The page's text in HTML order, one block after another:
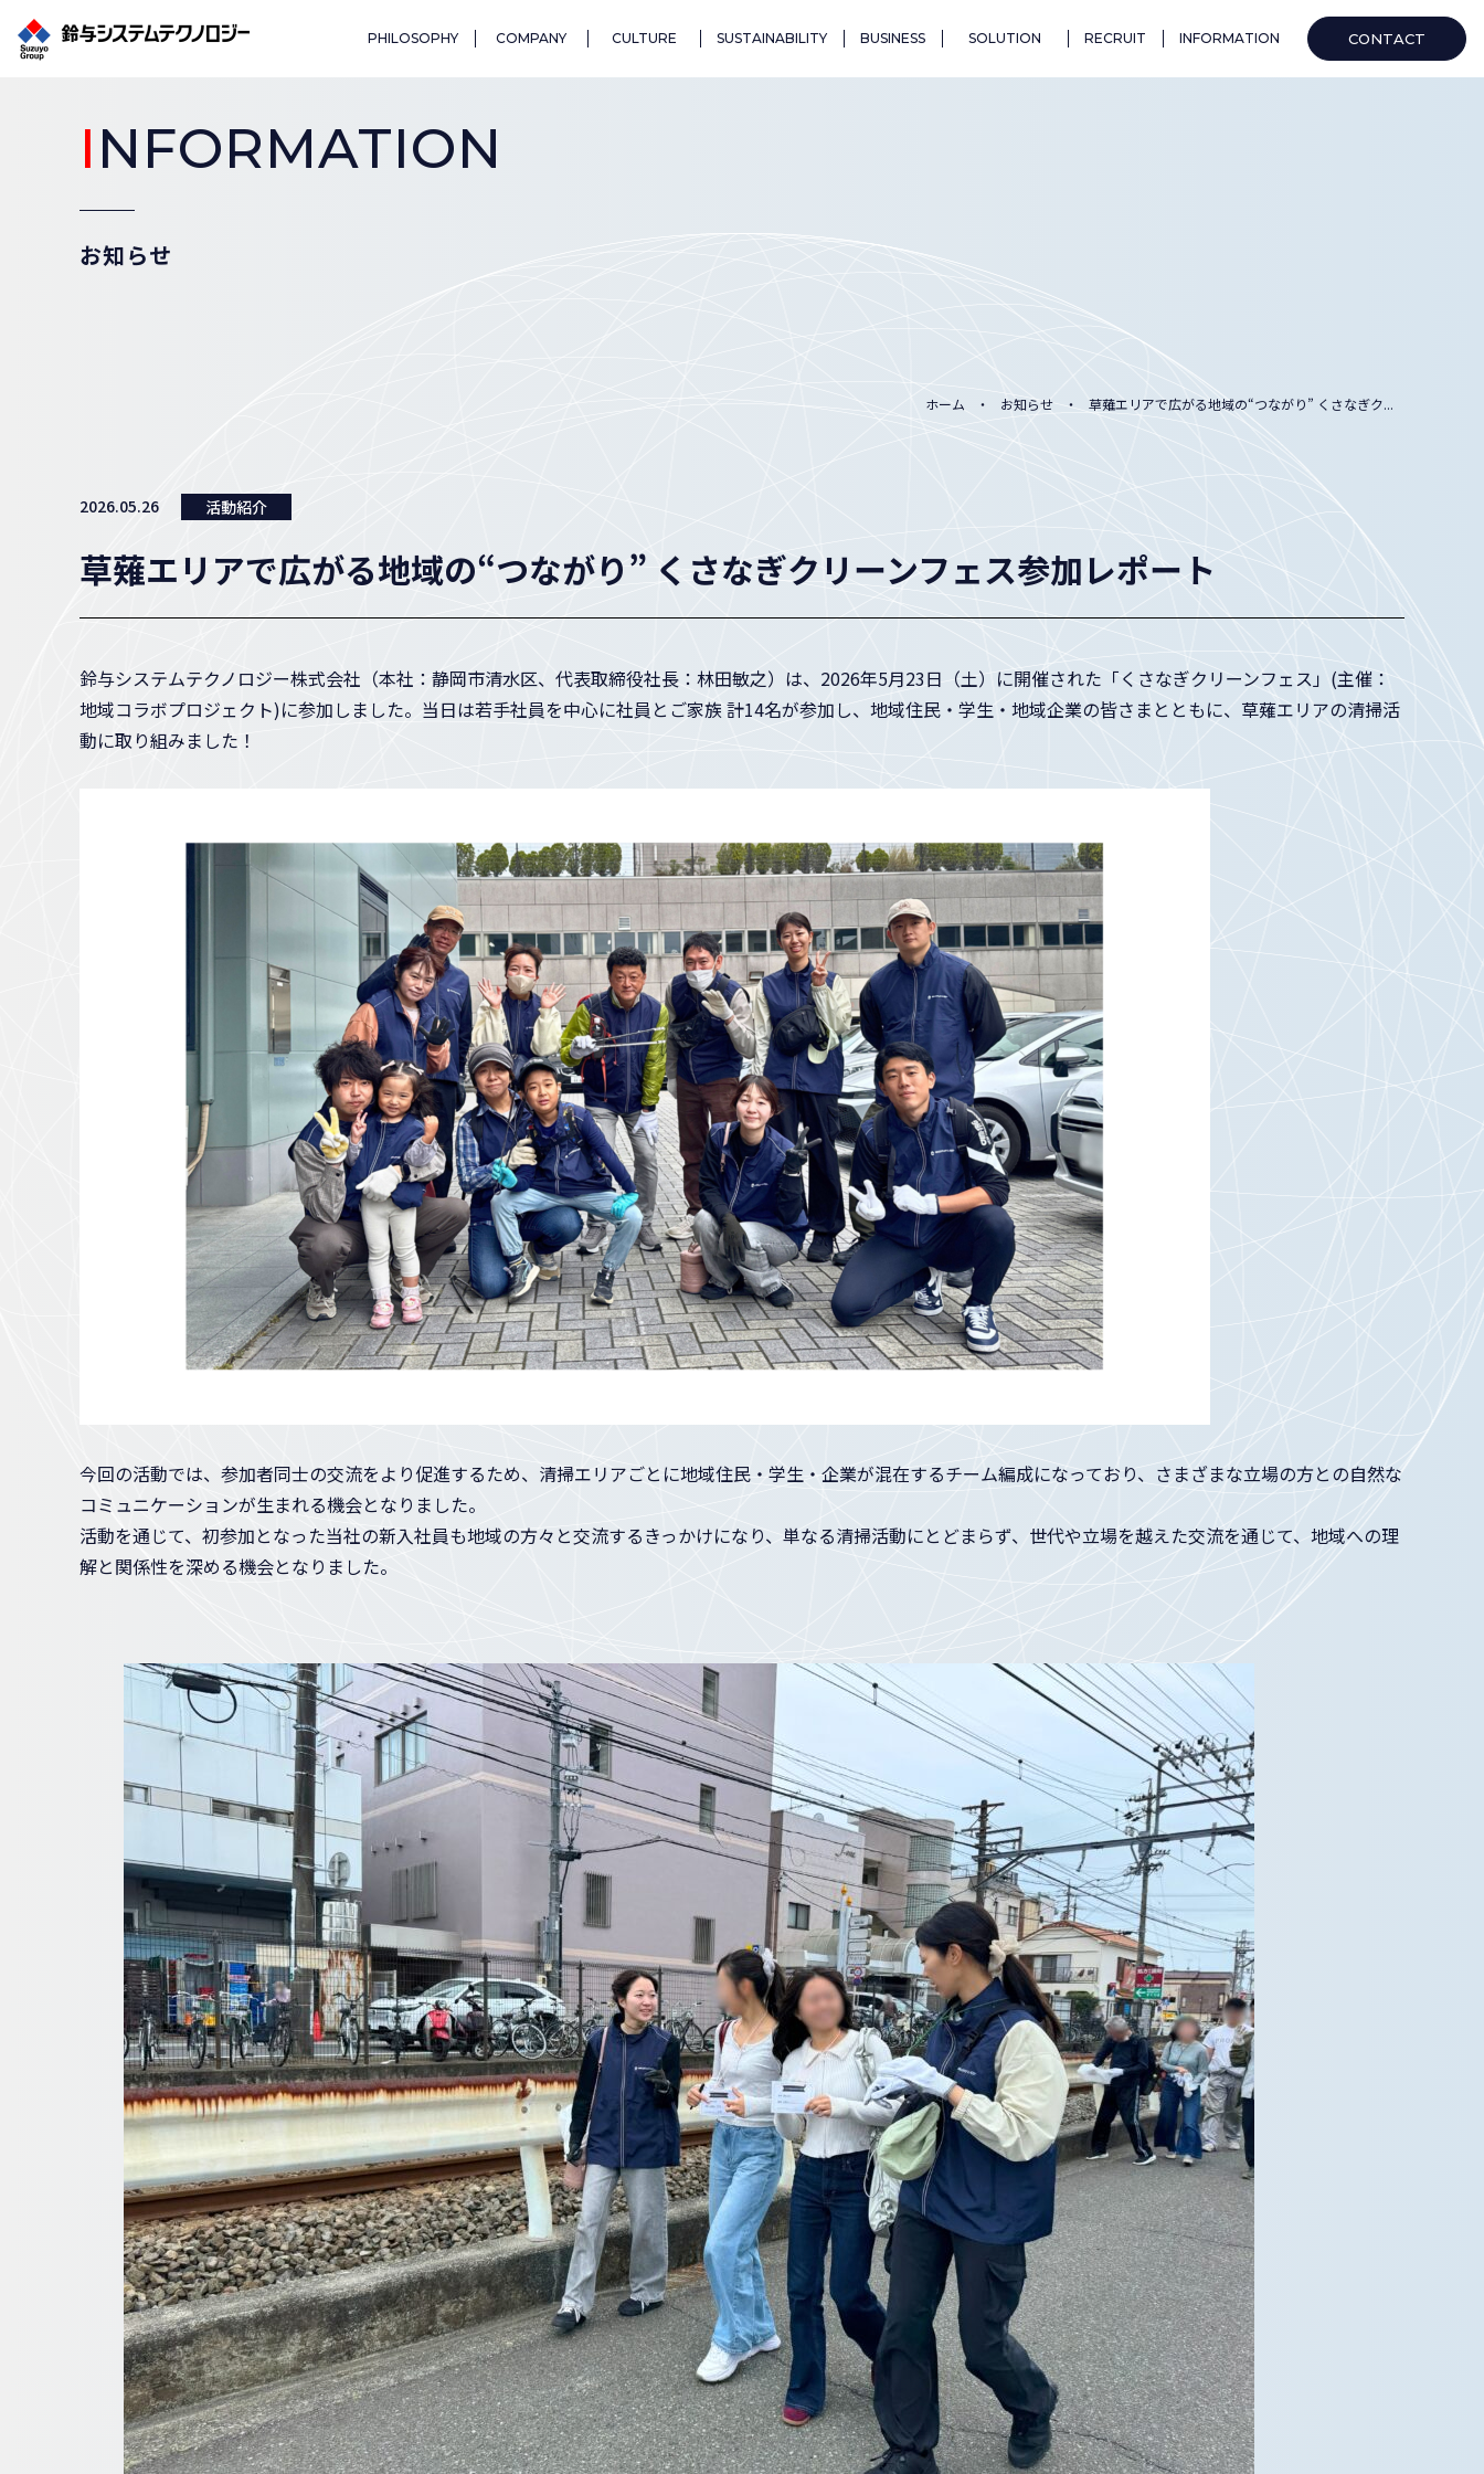
PHILOSOPHY COMPANY CULTURE SUSTAINABILITY BUSINESS SOLUTION RECRUIT INFORMATION CONTACT
INFORMATION
お知らせ
ホーム お知らせ 草薙エリアで広がる地域の“つながり” くさなぎク...
2026.05.26 活動紹介
草薙エリアで広がる地域の“つながり” くさなぎクリーンフェス参加レポート
鈴与システムテクノロジー株式会社（本社：静岡市清水区、代表取締役社長：林田敏之）は、2026年5月23日（土）に開催された「くさなぎクリーンフェス」(主催：
地域コラボプロジェクト)に参加しました。当日は若手社員を中心に社員とご家族 計14名が参加し、地域住民・学生・地域企業の皆さまとともに、草薙エリアの清掃活
動に取り組みました！
今回の活動では、参加者同士の交流をより促進するため、清掃エリアごとに地域住民・学生・企業が混在するチーム編成になっており、さまざまな立場の方との自然な
コミュニケーションが生まれる機会となりました。
活動を通じて、初参加となった当社の新入社員も地域の方々と交流するきっかけになり、単なる清掃活動にとどまらず、世代や立場を越えた交流を通じて、地域への理
解と関係性を深める機会となりました。